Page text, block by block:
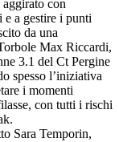
con
e a gestire i punti
da una
Max Riccardi,
3.1 del Ct Pergine
spesso l’iniziativa
i momenti
con tutti i rischi
Sara Temporin,